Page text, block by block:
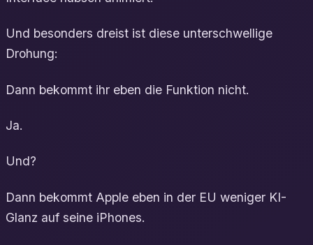
Und besonders dreist ist diese unterschwellige
Drohung:
Dann bekommt ihr eben die Funktion nicht.
Ja.
Und?
Dann bekommt Apple eben in der EU weniger KI-
Glanz auf seine iPhones.